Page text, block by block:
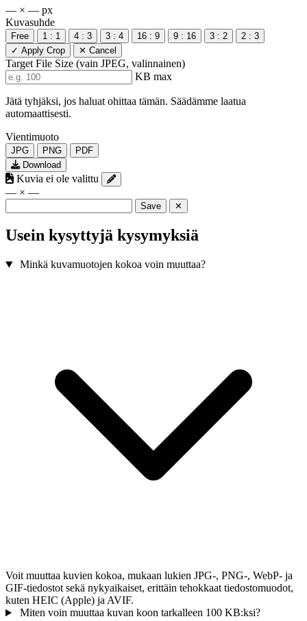
— × — px
Kuvasuhde
Free 1 : 1 4 : 3 3 : 4 16 : 9 9 : 16 3 : 2
2 : 3
✓ Apply Crop
✕ Cancel
Target File Size (vain JPEG, valinnainen)
KB max
Jätä tyhjäksi, jos haluat ohittaa tämän. Säädämme laatua
automaattisesti.
Vientimuoto
JPG PNG
PDF
Download
Kuvia ei ole valittu
— × —
Save ✕
Usein kysyttyjä kysymyksiä
Minkä kuvamuotojen kokoa voin muuttaa?
Voit muuttaa kuvien kokoa, mukaan lukien JPG-, PNG-, WebP- ja
GIF-tiedostot sekä nykyaikaiset, erittäin tehokkaat tiedostomuodot,
kuten HEIC (Apple) ja AVIF.
Miten voin muuttaa kuvan koon tarkalleen 100 KB:ksi?